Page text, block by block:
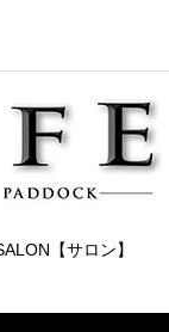
【サロン】